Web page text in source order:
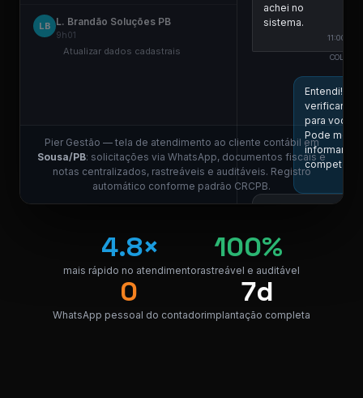
LB L. Brandão Soluções PB
9h01
Atualizar dados cadastrais
achei no
sistema.
11:00
Entendi! Vou
verificar
para você.
Pode me
informar a
favor.
link para
Pier Gestão — tela de atendimento ao cliente contábil em
Sousa/PB: solicitações via WhatsApp, documentos fiscais e
notas centralizados, rastreáveis e auditáveis. Registro
automático conforme padrão CRCPB.
4.8×
mais rápido no atendimento
100%
rastreável e auditável
0
WhatsApp pessoal do contador
7d
implantação completa